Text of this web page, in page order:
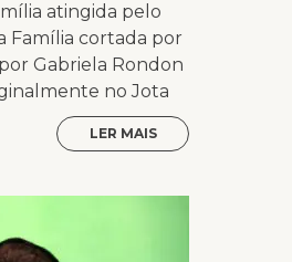
atingida pelo
Família cortada por
Gabriela Rondon
no Jota
LER MAIS